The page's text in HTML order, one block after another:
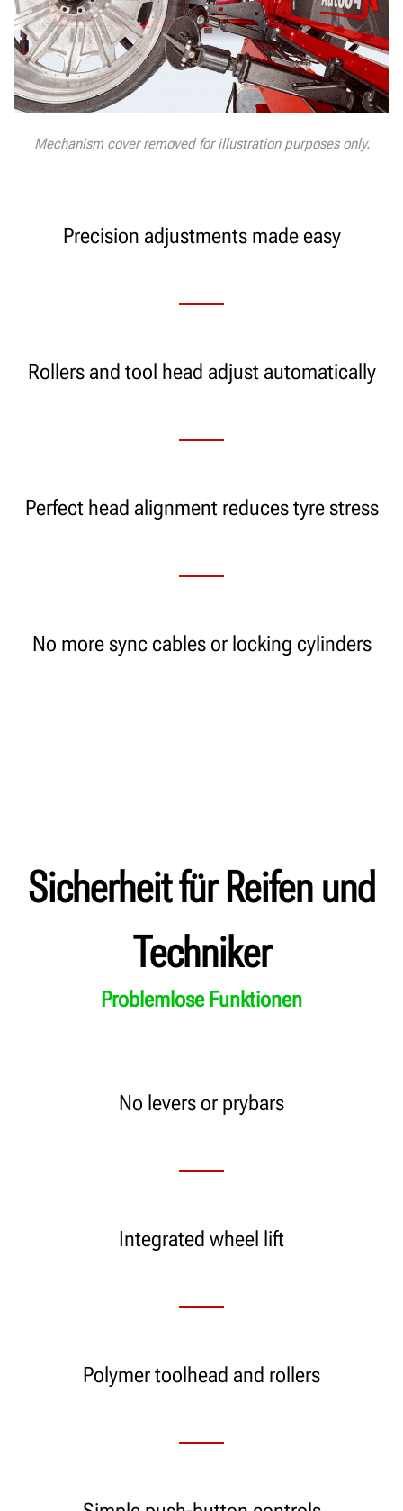
Mechanism cover removed for illustration purposes only.
Precision adjustments made easy
Rollers and tool head adjust automatically
Perfect head alignment reduces tyre stress
No more sync cables or locking cylinders
Sicherheit für Reifen und
Techniker
Problemlose Funktionen
No levers or prybars
Integrated wheel lift
Polymer toolhead and rollers